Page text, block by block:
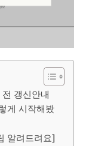
갱신안내
게 시작해봤
알려드려요]